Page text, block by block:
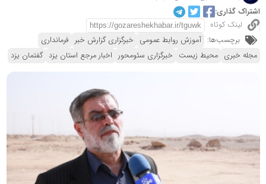
اشتراک گذاری:
لینک کوتاه
برچسب‌ها: آموزش روابط عمومی خبرگزاری گزارش خبر فرمانداری
مجله خبری محیط زیست خبرگزاری سئومحور اخبار مرجع استان یزد گفتمان یزد